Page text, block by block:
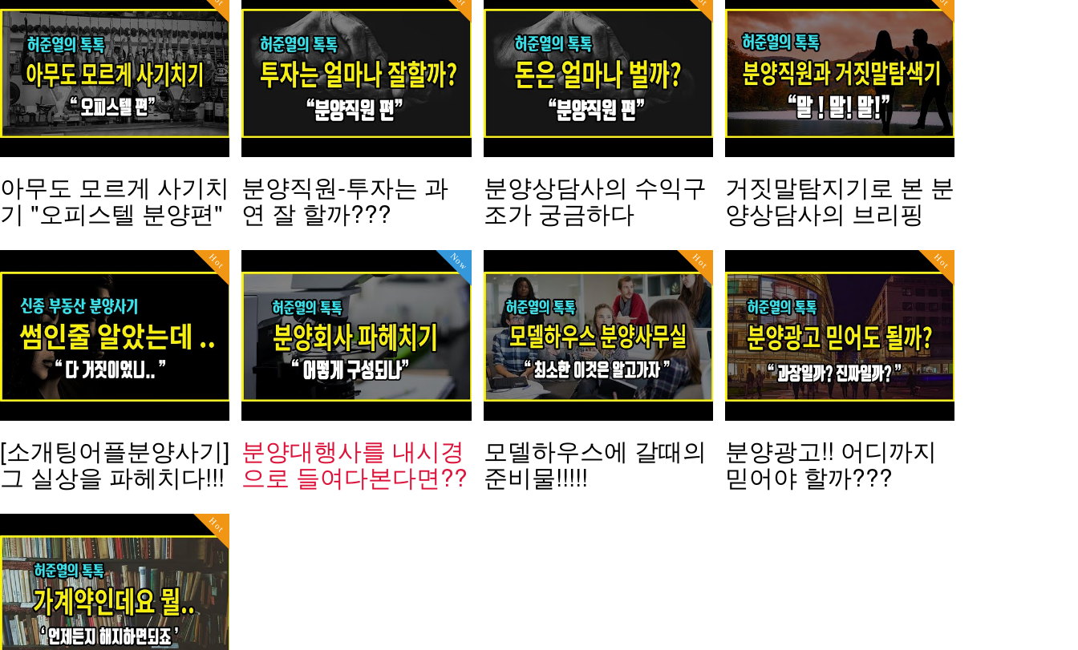
아무도 모르게 사기치
기 "오피스텔 분양편"
분양직원-투자는 과
연 잘 할까???
분양상담사의 수익구
조가 궁금하다
거짓말탐지기로 본 분
양상담사의 브리핑
Hot
[소개팅어플분양사기]
그 실상을 파헤치다!!!
Now
분양대행사를 내시경
으로 들여다본다면??
Hot
모델하우스에 갈때의
준비물!!!!!
Hot
분양광고!! 어디까지
믿어야 할까???
Hot